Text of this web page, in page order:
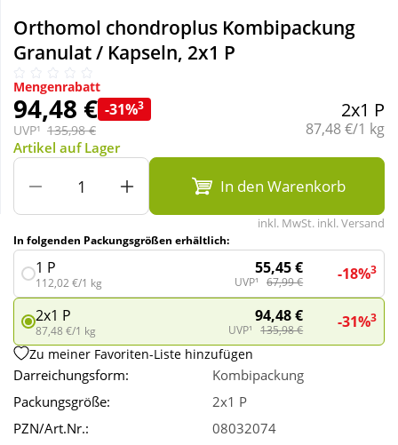
Sanitätshaus
Sport & Fitness
Tierbedarf
Orthomol chondroplus Kombipackung
Granulat / Kapseln, 2x1 P
Mengenrabatt
94,48 € -31%3
UVP¹ 135,98 €
2x1 P
Grundpreis:
87,48 €/1 kg
Artikel auf Lager
In den Warenkorb
inkl. MwSt. inkl. Versand
In folgenden Packungsgrößen erhältlich:
1 P
112,02 €/1 kg
55,45 €
UVP¹ 67,99 € -18%3
2x1 P
87,48 €/1 kg
94,48 €
UVP¹ 135,98 € -31%3
Zu meiner Favoriten-Liste hinzufügen
Darreichungsform:
Kombipackung
Packungsgröße:
2x1 P
PZN/Art.Nr.:
08032074